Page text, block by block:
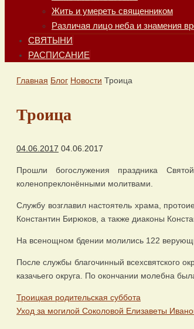
Жить и умереть священником
Различая лицо неба и знамения
СВЯТЫНИ
РАСПИСАНИЕ
Главная Блог Новости Троица
Троица
04.06.2017 04.06.2017
Прошли богослужения праздника
коленопреклонёнными молитвами.
Службу возглавил настоятель храма,
Константин Бирюков, а также диаконы
На всенощном бдении молились 122
После службы благочинный всехсвятского
казачьего округа. По окончании молебна
Троицкая родительская суббота
Уход за могилой Соколовой Елизаветы